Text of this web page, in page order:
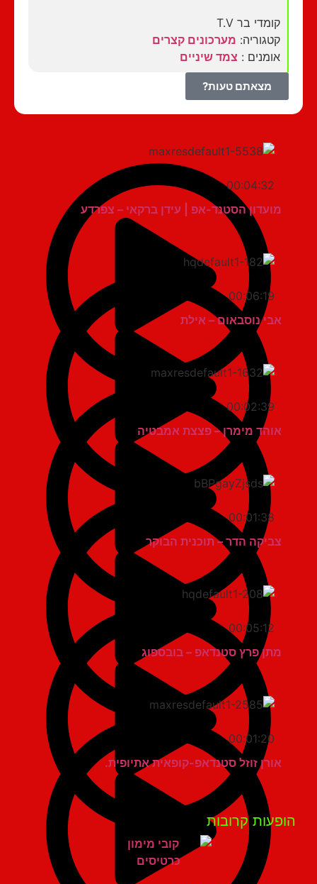
קומדי בר T.V
קטגוריה:מערכונים קצרים
אומנים :צמד שיניים
מצאתם טעות?
00:04:32
מועדון הסטנד-אפ | עידן ברקאי – צפרדע
00:06:19
אבי נוסבאום – אילת
00:02:39
אוהד מימרן – פצצת אמבטיה
00:01:38
צביקה הדר – תוכנית הבוקר
00:05:12
מתן פרץ סטנדאפ – בובספוג
00:01:20
אורן זוזל סטנדאפ-קופאית אתיופית.
קרובות